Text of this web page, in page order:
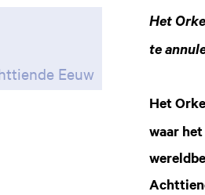
Het
te
Het
waar
Eeuw